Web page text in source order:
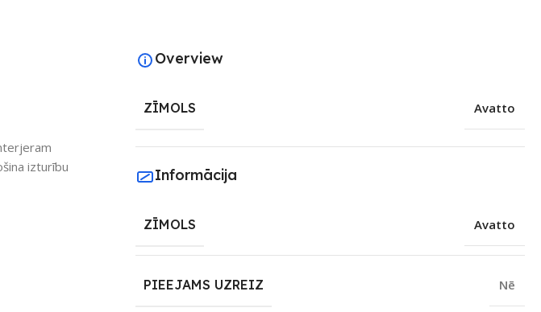
izturību
Overview
ZĪMOLS Avatto
Informācija
ZĪMOLS Avatto
PIEEJAMS UZREIZ Nē